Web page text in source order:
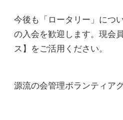
今後も「ロータリー」につ
の入会を歓迎します。現会
ス】をご活用ください。
源流の会管理ボランティア